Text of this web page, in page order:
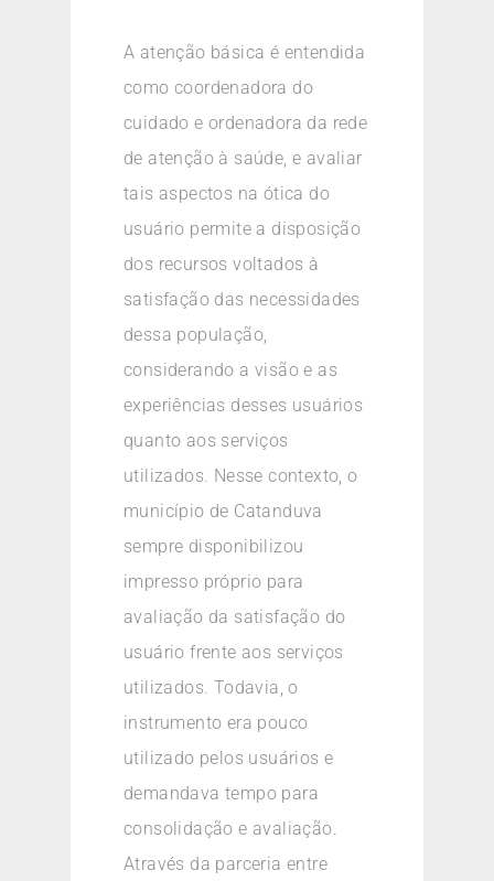
A atenção básica é entendida
como coordenadora do
cuidado e ordenadora da rede
de atenção à saúde, e avaliar
tais aspectos na ótica do
usuário permite a disposição
dos recursos voltados à
satisfação das necessidades
dessa população,
considerando a visão e as
experiências desses usuários
quanto aos serviços
utilizados. Nesse contexto, o
município de Catanduva
sempre disponibilizou
impresso próprio para
avaliação da satisfação do
usuário frente aos serviços
utilizados. Todavia, o
instrumento era pouco
utilizado pelos usuários e
demandava tempo para
consolidação e avaliação.
Através da parceria entre